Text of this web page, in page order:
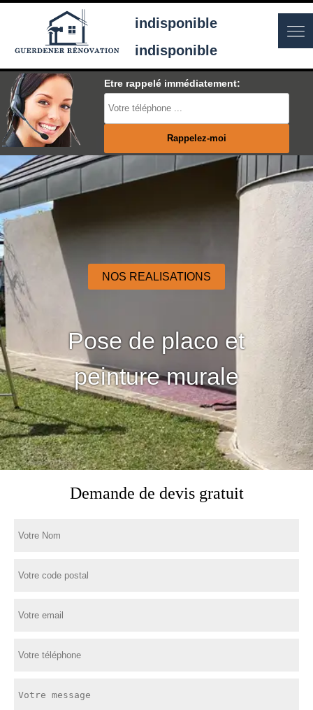
indisponible
indisponible
Etre rappelé immédiatement:
NOS REALISATIONS
Pose de placo et
peinture murale
Demande de devis gratuit